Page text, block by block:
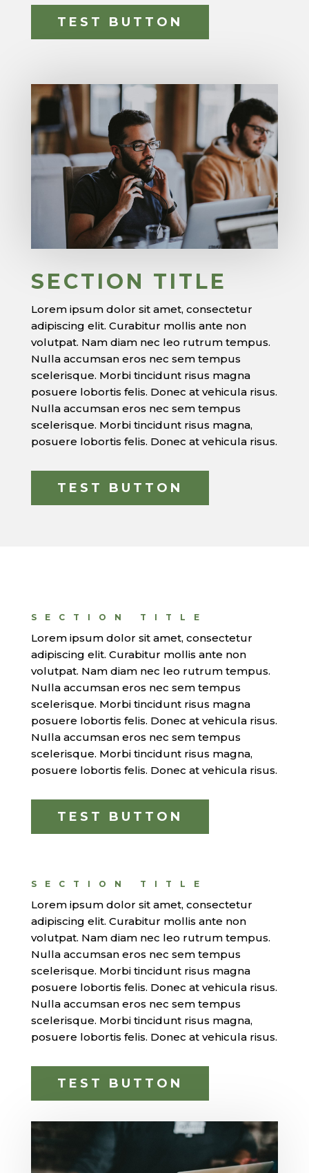
TEST BUTTON
SECTION TITLE
Lorem ipsum dolor sit amet, consectetur
adipiscing elit. Curabitur mollis ante non
volutpat. Nam diam nec leo rutrum tempus.
Nulla accumsan eros nec sem tempus
scelerisque. Morbi tincidunt risus magna
posuere lobortis felis. Donec at vehicula risus.
Nulla accumsan eros nec sem tempus
scelerisque. Morbi tincidunt risus magna,
posuere lobortis felis. Donec at vehicula risus.
TEST BUTTON
SECTION TITLE
Lorem ipsum dolor sit amet, consectetur
adipiscing elit. Curabitur mollis ante non
volutpat. Nam diam nec leo rutrum tempus.
Nulla accumsan eros nec sem tempus
scelerisque. Morbi tincidunt risus magna
posuere lobortis felis. Donec at vehicula risus.
Nulla accumsan eros nec sem tempus
scelerisque. Morbi tincidunt risus magna,
posuere lobortis felis. Donec at vehicula risus.
TEST BUTTON
SECTION TITLE
Lorem ipsum dolor sit amet, consectetur
adipiscing elit. Curabitur mollis ante non
volutpat. Nam diam nec leo rutrum tempus.
Nulla accumsan eros nec sem tempus
scelerisque. Morbi tincidunt risus magna
posuere lobortis felis. Donec at vehicula risus.
Nulla accumsan eros nec sem tempus
scelerisque. Morbi tincidunt risus magna,
posuere lobortis felis. Donec at vehicula risus.
TEST BUTTON